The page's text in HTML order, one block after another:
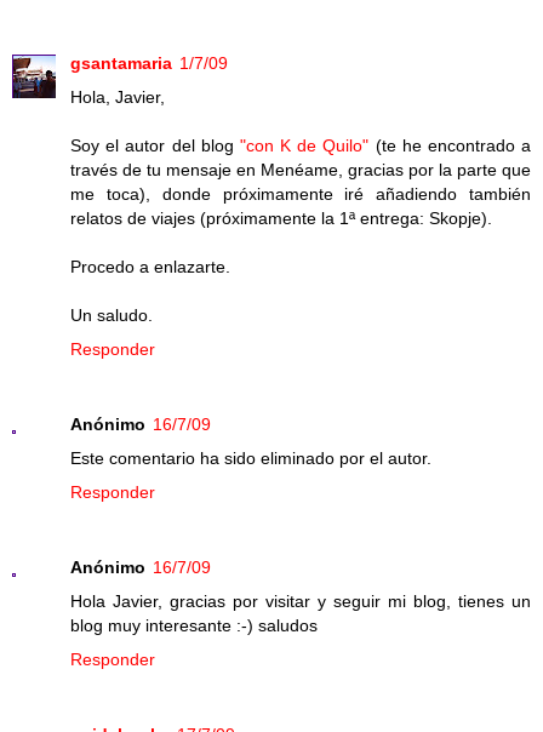
gsantamaria 1/7/09
Hola, Javier,
Soy el autor del blog "con K de Quilo" (te he encontrado a
través de tu mensaje en Menéame, gracias por la parte que
me toca), donde próximamente iré añadiendo también
relatos de viajes (próximamente la 1ª entrega: Skopje).
Procedo a enlazarte.
Un saludo.
Responder
Anónimo 16/7/09
Este comentario ha sido eliminado por el autor.
Responder
Anónimo 16/7/09
Hola Javier, gracias por visitar y seguir mi blog, tienes un
blog muy interesante :-) saludos
Responder